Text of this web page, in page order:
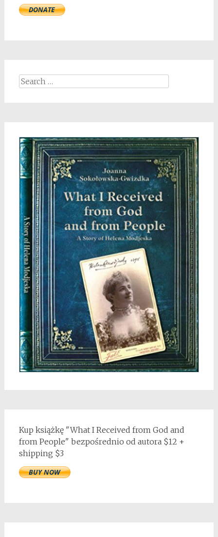
Search
for:
Kup książkę "What I Received from God and
from People" bezpośrednio od autora $12 +
shipping $3